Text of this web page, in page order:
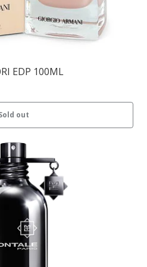
EDP 100ML
out